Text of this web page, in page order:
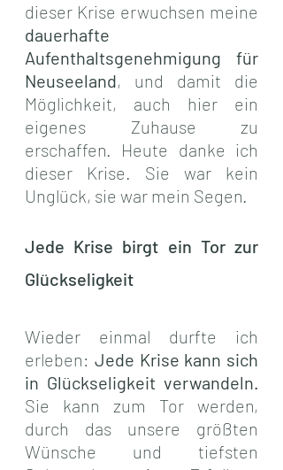
dauerhafte
Aufenthaltsgenehmigung für
Neuseeland, und damit die
Möglichkeit, auch hier ein
eigenes Zuhause zu
erschaffen. Heute danke ich
dieser Krise. Sie war kein
Unglück, sie war mein Segen.
Jede Krise birgt ein Tor zur
Glückseligkeit
Wieder einmal durfte ich
erleben: Jede Krise kann sich
Sie kann zum Tor werden,
durch das unsere größten
Wünsche und tiefsten